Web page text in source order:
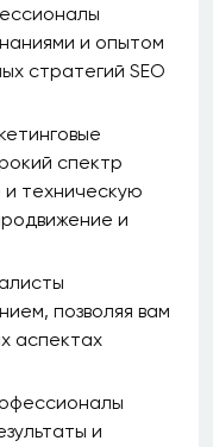
и опытом
стратегий SEO
спектр
и техническую
и
позволяя вам
аспектах
и